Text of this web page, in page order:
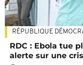
RÉPUBLIQUE
RDC : Ebola tue
alerte sur une